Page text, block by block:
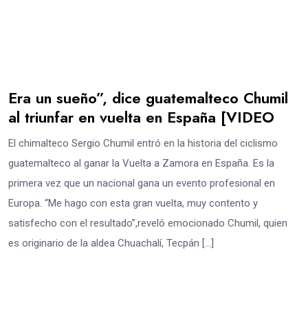
Era un sueño”, dice guatemalteco Chumil
al triunfar en vuelta en España [VIDEO
El chimalteco Sergio Chumil entró en la historia del ciclismo
guatemalteco al ganar la Vuelta a Zamora en España. Es la
primera vez que un nacional gana un evento profesional en
Europa. “Me hago con esta gran vuelta, muy contento y
satisfecho con el resultado”,reveló emocionado Chumil, quien
es originario de la aldea Chuachalí, Tecpán […]